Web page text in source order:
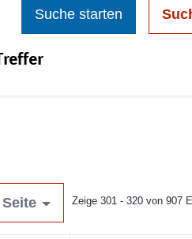
Suche starten
Zeige 301 - 320 von 907